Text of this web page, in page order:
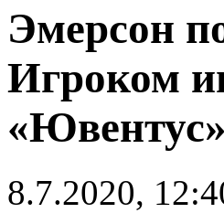
Эмерсон
Игроком
«Ювентус»
8.7.2020,